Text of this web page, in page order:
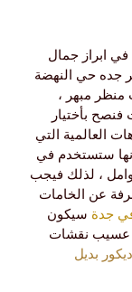
ابراز جمال
جده حي النهضة
منظر مبهر ،
بأختيار
العالمية التي
ستستخدم في
، لذلك فيجب
عن الخامات
جدة سيكون
عسيب نقشات
ديكور بديل